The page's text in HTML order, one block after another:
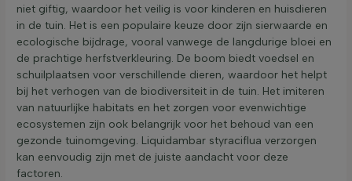
niet giftig, waardoor het veilig is voor kinderen en huisdieren
in de tuin. Het is een populaire keuze door zijn sierwaarde en
ecologische bijdrage, vooral vanwege de langdurige bloei en
de prachtige herfstverkleuring. De boom biedt voedsel en
schuilplaatsen voor verschillende dieren, waardoor het helpt
bij het verhogen van de biodiversiteit in de tuin. Het imiteren
van natuurlijke habitats en het zorgen voor evenwichtige
ecosystemen zijn ook belangrijk voor het behoud van een
gezonde tuinomgeving. Liquidambar styraciflua verzorgen
kan eenvoudig zijn met de juiste aandacht voor deze
factoren.